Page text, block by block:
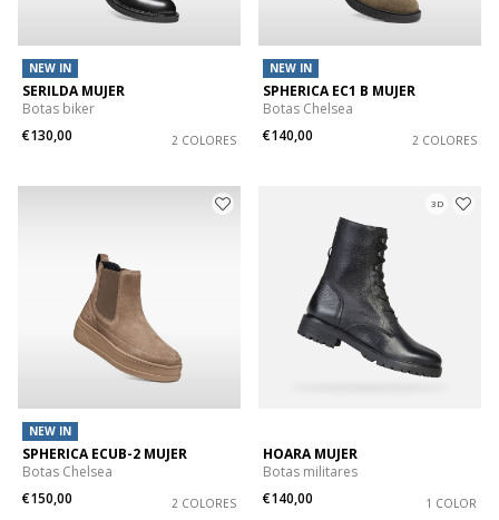
NEW IN
SERILDA MUJER
Botas biker
€130,00
2 COLORES
NEW IN
SPHERICA EC1 B MUJER
Botas Chelsea
€140,00
2 COLORES
NEW IN
SPHERICA ECUB-2 MUJER
Botas Chelsea
€150,00
2 COLORES
3D
HOARA MUJER
Botas militares
€140,00
1 COLOR